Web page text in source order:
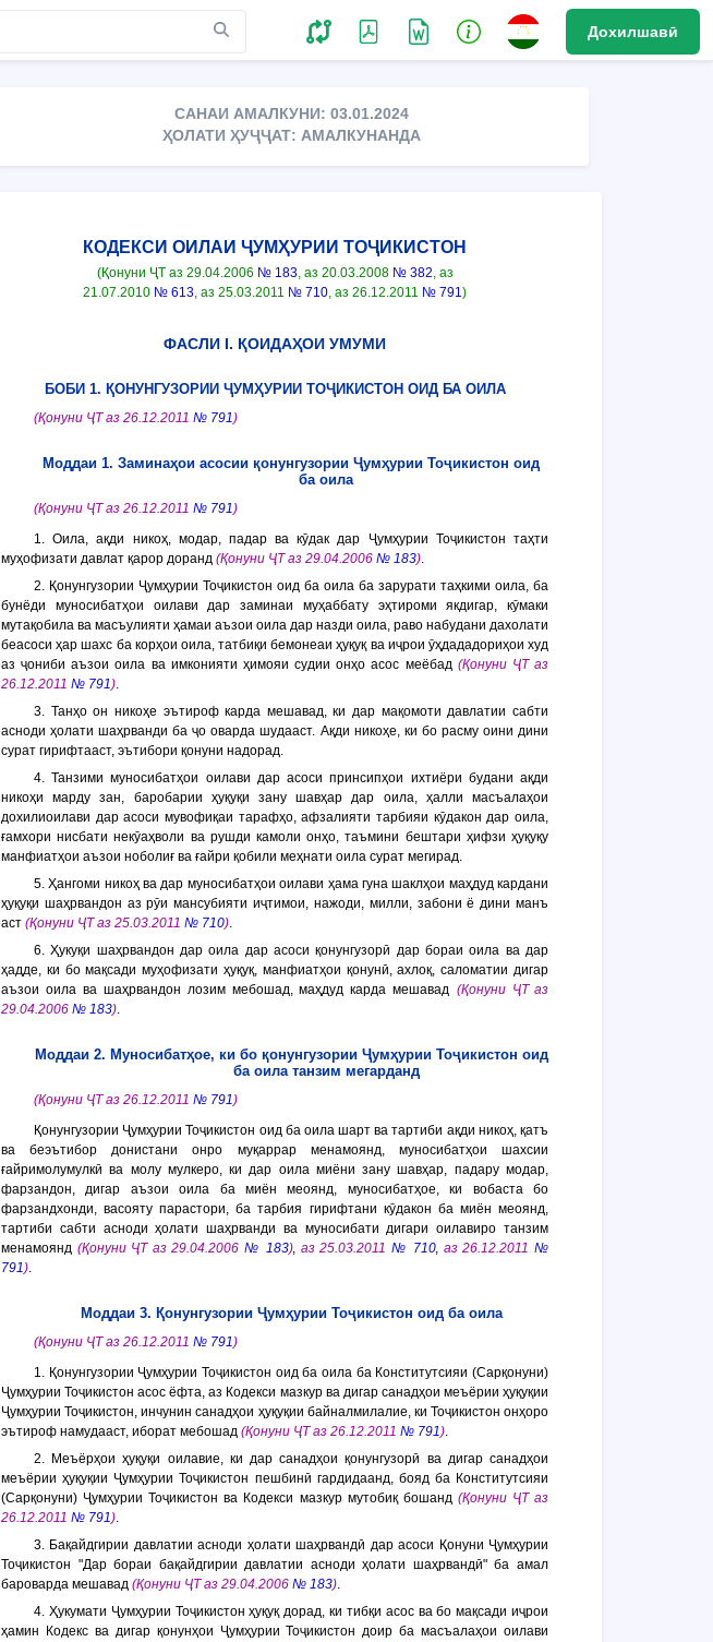
Дохилшавӣ
САНАИ АМАЛКУНИ: 03.01.2024
ҲОЛАТИ ҲУҶҶАТ: АМАЛКУНАНДА
КОДЕКСИ ОИЛАИ ҶУМҲУРИИ ТОҶИКИСТОН
(Қонуни ҶТ аз 29.04.2006 № 183, аз 20.03.2008 № 382, аз
21.07.2010 № 613, аз 25.03.2011 № 710, аз 26.12.2011 № 791)
ФАСЛИ I. ҚОИДАҲОИ УМУМИ
БОБИ 1. ҚОНУНГУЗОРИИ ҶУМҲУРИИ ТОҶИКИСТОН ОИД БА ОИЛА
(Қонуни ҶТ аз 26.12.2011 № 791)
Моддаи 1. Заминаҳои асосии қонунгузории Ҷумҳурии Тоҷикистон оид
ба оила
(Қонуни ҶТ аз 26.12.2011 № 791)
1. Оила, ақди никоҳ, модар, падар ва кӯдак дар Ҷумҳурии Тоҷикистон таҳти
муҳофизати давлат қарор доранд (Қонуни ҶТ аз 29.04.2006 № 183).
2. Қонунгузории Ҷумҳурии Тоҷикистон оид ба оила ба зарурати таҳкими оила, ба
бунёди муносибатҳои оилави дар заминаи муҳаббату эҳтироми якдигар, кӯмаки
мутақобила ва масъулияти ҳамаи аъзои оила дар назди оила, раво набудани дахолати
беасоси ҳар шахс ба корҳои оила, татбиқи бемонеаи ҳуқуқ ва иҷрои ӯҳдададориҳои худ
аз ҷониби аъзои оила ва имконияти ҳимояи судии онҳо асос меёбад (Қонуни ҶТ аз
26.12.2011 № 791).
3. Танҳо он никоҳе эътироф карда мешавад, ки дар мақомоти давлатии сабти
асноди ҳолати шаҳрванди ба ҷо оварда шудааст. Ақди никоҳе, ки бо расму оини дини
сурат гирифтааст, эътибори қонуни надорад.
4. Танзими муносибатҳои оилави дар асоси принсипҳои ихтиёри будани ақди
никоҳи марду зан, баробарии ҳуқуқи зану шавҳар дар оила, ҳалли масъалаҳои
дохилиоилави дар асоси мувофиқаи тарафҳо, афзалияти тарбияи кӯдакон дар оила,
ғамхори нисбати некӯаҳволи ва рушди камоли онҳо, таъмини бештари ҳифзи ҳуқуқу
манфиатҳои аъзои ноболиғ ва ғайри қобили меҳнати оила сурат мегирад.
5. Ҳангоми никоҳ ва дар муносибатҳои оилави ҳама гуна шаклҳои маҳдуд кардани
ҳуқуқи шаҳрвандон аз рӯи мансубияти иҷтимои, нажоди, милли, забони ё дини манъ
аст (Қонуни ҶТ аз 25.03.2011 № 710).
6. Ҳукуқи шаҳрвандон дар оила дар асоси қонунгузорӣ дар бораи оила ва дар
ҳадде, ки бо мақсади муҳофизати ҳуқуқ, манфиатҳои қонунӣ, ахлоқ, саломатии дигар
аъзои оила ва шаҳрвандон лозим мебошад, маҳдуд карда мешавад (Қонуни ҶТ аз
29.04.2006 № 183).
Моддаи 2. Муносибатҳое, ки бо қонунгузории Ҷумҳурии Тоҷикистон оид
ба оила танзим мегарданд
(Қонуни ҶТ аз 26.12.2011 № 791)
Қонунгузории Ҷумҳурии Тоҷикистон оид ба оила шарт ва тартиби ақди никоҳ, қатъ
ва беэътибор донистани онро муқаррар менамоянд, муносибатҳои шахсии
ғайримолумулкӣ ва молу мулкеро, ки дар оила миёни зану шавҳар, падару модар,
фарзандон, дигар аъзои оила ба миён меоянд, муносибатҳое, ки вобаста бо
фарзандхонди, васояту парастори, ба тарбия гирифтани кӯдакон ба миён меоянд,
тартиби сабти асноди ҳолати шаҳрванди ва муносибати дигари оилавиро танзим
менамоянд (Қонуни ҶТ аз 29.04.2006№ 183), аз 25.03.2011№ 710, аз 26.12.2011№
791).
Моддаи 3. Қонунгузории Ҷумҳурии Тоҷикистон оид ба оила
(Қонуни ҶТ аз 26.12.2011 № 791)
1. Қонунгузории Ҷумҳурии Тоҷикистон оид ба оила ба Конститутсияи (Сарқонуни)
Ҷумҳурии Тоҷикистон асос ёфта, аз Кодекси мазкур ва дигар санадҳои меъёрии ҳуқуқии
Ҷумҳурии Тоҷикистон, инчунин санадҳои ҳуқуқии байналмилалие, ки Тоҷикистон онҳоро
эътироф намудааст, иборат мебошад (Қонуни ҶТ аз 26.12.2011 № 791).
2. Меъёрҳои ҳуқуқи оилавие, ки дар санадҳои қонунгузорӣ ва дигар санадҳои
меъёрии ҳуқуқии Ҷумҳурии Тоҷикистон пешбинӣ гардидаанд, бояд ба Конститутсияи
(Сарқонуни) Ҷумҳурии Тоҷикистон ва Кодекси мазкур мутобиқ бошанд (Қонуни ҶТ аз
26.12.2011 № 791).
3. Бақайдгирии давлатии асноди ҳолати шаҳрвандӣ дар асоси Қонуни Ҷумҳурии
Тоҷикистон "Дар бораи бақайдгирии давлатии асноди ҳолати шаҳрвандӣ" ба амал
бароварда мешавад (Қонуни ҶТ аз 29.04.2006 № 183).
4. Ҳукумати Ҷумҳурии Тоҷикистон ҳуқуқ дорад, ки тибқи асос ва бо мақсади иҷрои
ҳамин Кодекс ва дигар қонунҳои Ҷумҳурии Тоҷикистон доир ба масъалаҳои оилави